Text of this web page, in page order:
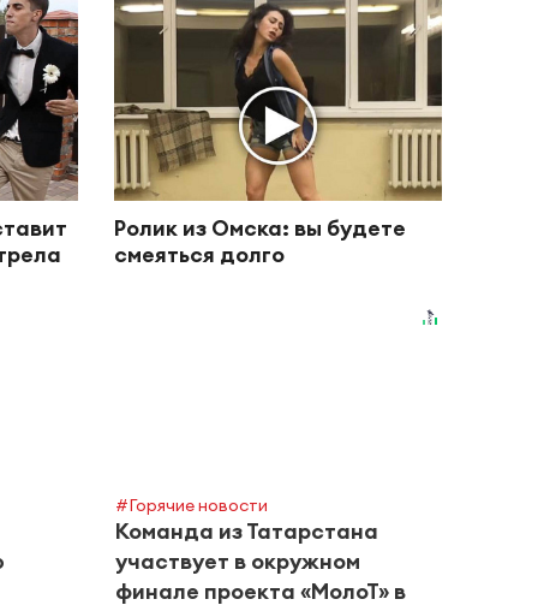
Ролик из Омска: вы будете
смеяться долго
#Горячие новости
Команда из Татарстана
участвует в окружном
финале проекта «МолоТ» в